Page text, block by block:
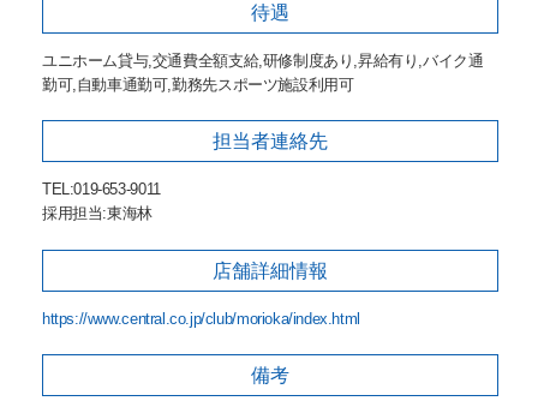
待遇
ユニホーム貸与,交通費全額支給,研修制度あり,昇給有り,バイク通
勤可,自動車通勤可,勤務先スポーツ施設利用可
担当者連絡先
TEL:019-653-9011
採用担当:東海林
店舗詳細情報
https://www.central.co.jp/club/morioka/index.html
備考